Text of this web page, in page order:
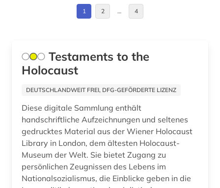
geschichte <1938> (1)
widerstandskämpfer (1)
großbritannien (3)
hessen (1)
hessen-nassau (1)
hitler, adolf | politiker; autor; maler (1)
hitlerprozess (1)
1 2 … 4
Testaments to the
Holocaust
DEUTSCHLANDWEIT FREI, DFG-GEFÖRDERTE LIZENZ
Diese digitale Sammlung enthält
handschriftliche Aufzeichnungen und seltenes
gedrucktes Material aus der Wiener Holocaust
Library in London, dem ältesten Holocaust-
Museum der Welt. Sie bietet Zugang zu
persönlichen Zeugnissen des Lebens im
Nationalsozialismus, die Einblicke geben in die